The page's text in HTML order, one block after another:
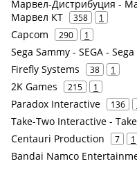
Марвел-Дистрибуция -
Марвел КТ
358 1
Capcom 290 1
Sega Sammy - SEGA -
Firefly Systems 38 1
2K Games 215 1
Paradox Interactive 136
Take-Two Interactive -
Centauri Production 7 1
Bandai Namco